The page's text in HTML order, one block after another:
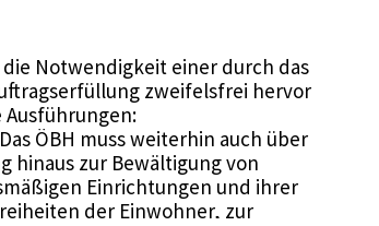
Notwendigkeit einer durch das
zweifelsfrei hervor
ÖBH muss weiterhin auch über
hinaus zur Bewältigung von
Einrichtungen und ihrer
der Einwohner, zur